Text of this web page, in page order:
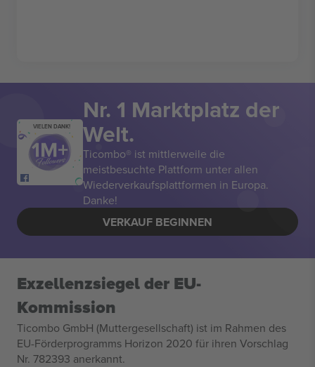
VIELEN DANK!
Nr. 1 Marktplatz der
Welt.
Ticombo® ist mittlerweile die
meistbesuchte Plattform unter allen
Wiederverkaufsplattformen in Europa.
Danke!
VERKAUF BEGINNEN
Exzellenzsiegel der EU-
Kommission
Ticombo GmbH (Muttergesellschaft) ist im Rahmen des
EU-Förderprogramms Horizon 2020 für ihren Vorschlag
Nr. 782393 anerkannt.